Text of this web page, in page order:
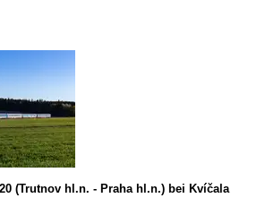
(Trutnov hl.n. - Praha hl.n.) bei Kvíčala